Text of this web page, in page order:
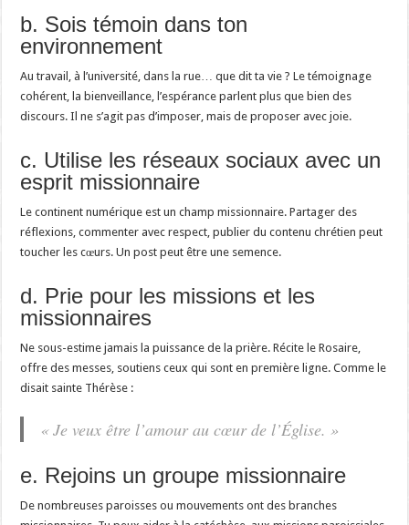
b. Sois témoin dans ton
environnement
Au travail, à l’université, dans la rue… que dit ta vie ? Le témoignage
cohérent, la bienveillance, l’espérance parlent plus que bien des
discours. Il ne s’agit pas d’imposer, mais de proposer avec joie.
c. Utilise les réseaux sociaux avec un
esprit missionnaire
Le continent numérique est un champ missionnaire. Partager des
réflexions, commenter avec respect, publier du contenu chrétien peut
toucher les cœurs. Un post peut être une semence.
d. Prie pour les missions et les
missionnaires
Ne sous-estime jamais la puissance de la prière. Récite le Rosaire,
offre des messes, soutiens ceux qui sont en première ligne. Comme le
disait sainte Thérèse :
« Je veux être l’amour au cœur de l’Église. »
e. Rejoins un groupe missionnaire
De nombreuses paroisses ou mouvements ont des branches